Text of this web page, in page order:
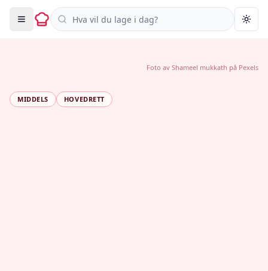
Søk i oppskrifter
MIDDELS HOVEDRETT
Foto av Shameel mukkath på Pexels